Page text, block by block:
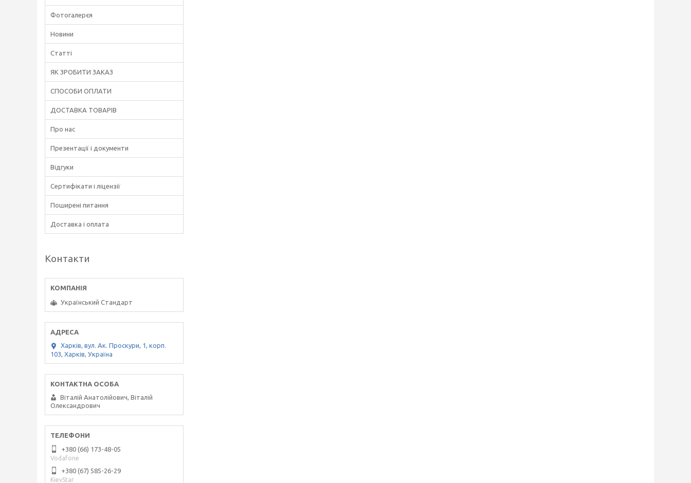
Фотогалерєя
Новини
Статті
ЯК ЗРОБИТИ ЗАКАЗ
СПОСОБИ ОПЛАТИ
ДОСТАВКА ТОВАРІВ
Про нас
Презентації і документи
Відгуки
Сертифікати і ліцензії
Поширені питання
Доставка і оплата
Контакти
Український Стандарт
Харків, вул. Ак. Проскури, 1, корп.
103, Харків, Україна
Віталій Анатолійович, Віталій
Олександрович
+380 (66) 173-48-05
Vodafone
+380 (67) 585-26-29
KievStar